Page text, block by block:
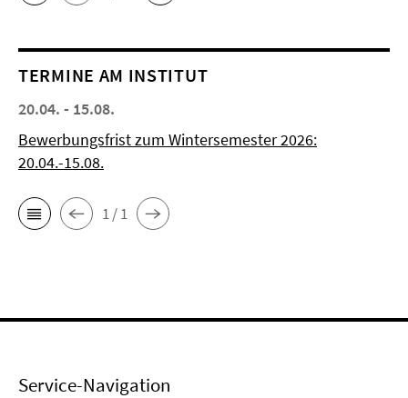
TERMINE AM INSTITUT
20.04. - 15.08.
Bewerbungsfrist zum Wintersemester 2026:
20.04.-15.08.
1 / 1
Service-Navigation